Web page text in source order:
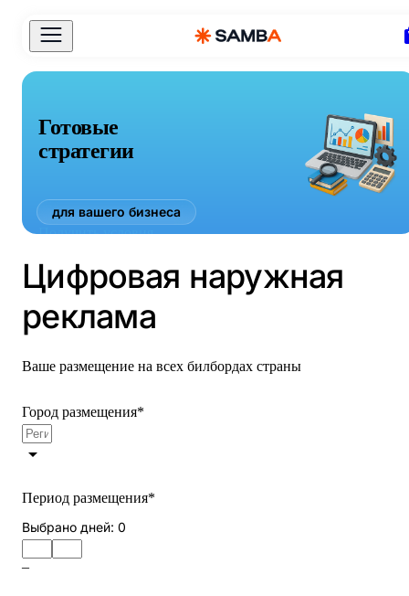
Готовые
стратегии
для вашего бизнеса
Получить условия
Цифровая наружная
реклама
Ваше размещение на всех билбордах страны
Город размещения*
Период размещения*
Выбрано дней: 0
–